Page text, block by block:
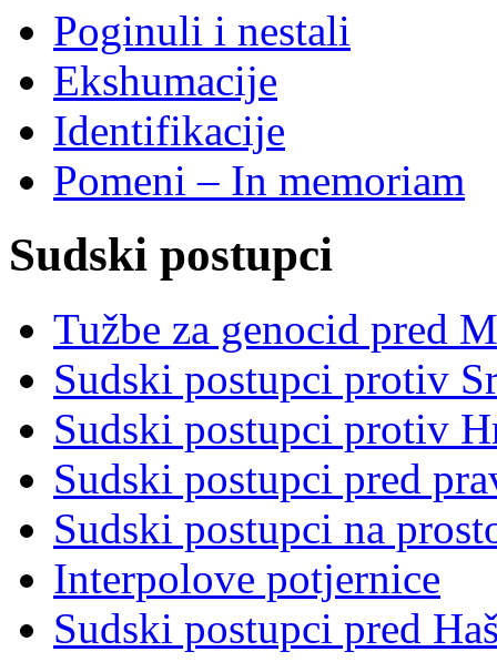
Poginuli i nestali
Ekshumacije
Identifikacije
Pomeni – In memoriam
Sudski postupci
Tužbe za genocid pred
Sudski postupci protiv
Sudski postupci protiv
Sudski postupci pred
Sudski postupci na
Interpolove potjernice
Sudski postupci pred